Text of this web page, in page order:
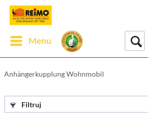
Menu
Anhängerkupplung Wohnmobil
Filtruj